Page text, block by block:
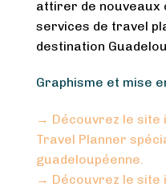
attirer de nouveaux
services de travel
destination
Graphisme et mise
→ Découvrez le site
Travel Planner
guadeloupéenne.
→ Découvrez le site